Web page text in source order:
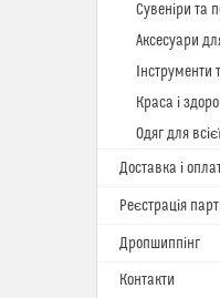
Сувеніри та
Аксесуари
Інструменти
Краса і
Одяг для
Доставка і
Реєстрація
Дропшиппінг
Контакти